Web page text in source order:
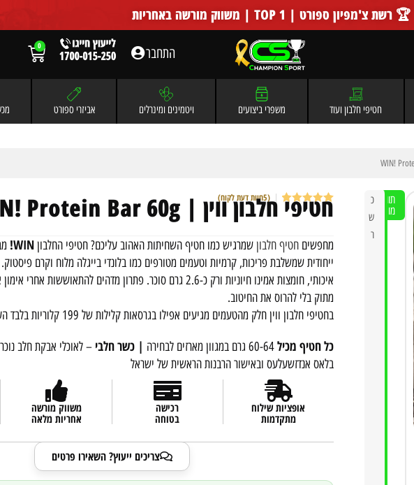
🏆 רשת צ'מפיון ספורט | TOP 1 | משווק מורשה באחריות
התחבר 0
חטיפי חלבון ועוד משפרי ביצועים ויטמינים ומינרלים אביזרי ספורט
תווית
מוצר
כ
ש
ר
מדורגים 5
דירוגים של
לקוחות
(
5חוות דעת לקוח)
חטיפי חלבון ווין | WIN! Protein Bar 60g
מחפשים חטיף חלבון שמרגיש כמו חטיף השחיתות האהוב עליכם? חטיפי החלבון WIN!
איכותי, חומצות אמינו חיוניות ורק כ-2.6 גרם סוכר. פתרון מדהים
מתוק בלי להרוס את החיטוב.
בחטיפי חלבון ווין חלק מהטעמים מגיעים אפילו בגרסאות קלילות של 199 קלוריות בלבד העשירות ב- 20 גרם חלבון.
כל חטיף מכיל | כשר חלבי – לאוכלי אבקת חלב
בלאס אנדזשעלעס ובאישור הרבנות הראשית של ישראל
אופציות שילוח
מתקדמות
רכישה
בטוחה
משווק מורשה
אחריות מלאה
צריכים ייעוץ? השאירו פרטים